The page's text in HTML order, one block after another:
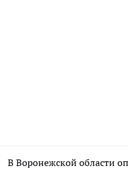
В Воронежской области